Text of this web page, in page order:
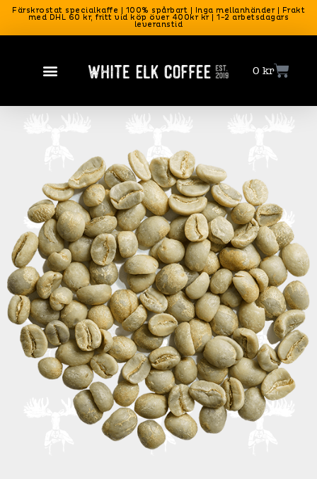
Färskrostat specialkaffe | 100% spårbart | Inga mellanhänder | Frakt
med DHL 60 kr, fritt vid köp över 400kr kr | 1-2 arbetsdagars
leveranstid
0 kr